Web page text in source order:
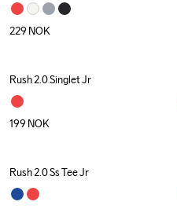
229 NOK
Rush 2.0 Singlet Jr
199 NOK
Rush 2.0 Ss Tee Jr